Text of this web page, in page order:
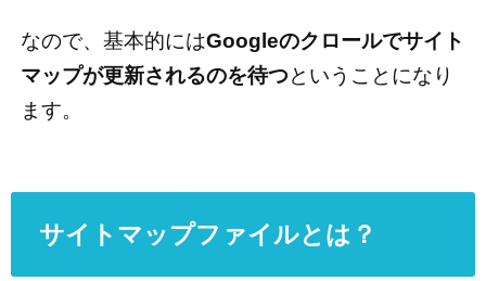
なので、基本的にはGoogleのクロールでサイト
マップが更新されるのを待つということになり
ます。
サイトマップファイルとは？